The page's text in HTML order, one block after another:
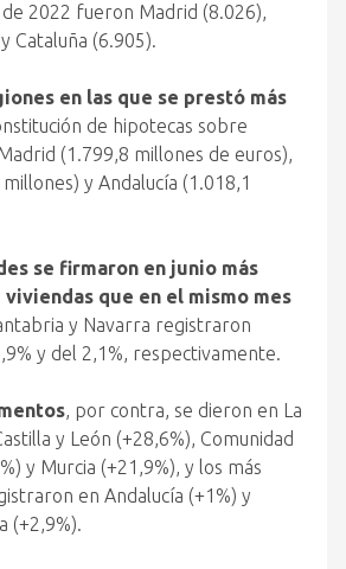
de 2022 fueron Madrid (8.026),
Cataluña (6.905).
en las que se prestó más
de hipotecas sobre
(1.799,8 millones de euros),
y Andalucía (1.018,1
se firmaron en junio más
que en el mismo mes
y Navarra registraron
y del 2,1%, respectivamente.
, por contra, se dieron en La
y León (+28,6%), Comunidad
y Murcia (+21,9%), y los más
en Andalucía (+1%) y
(+2,9%).